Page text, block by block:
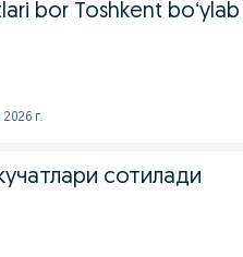
bor Toshkent
г.
сотилади